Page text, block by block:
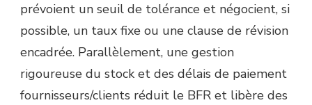
prévoient un seuil de tolérance et négocient, si
possible, un taux fixe ou une clause de révision
encadrée. Parallèlement, une gestion
rigoureuse du stock et des délais de paiement
fournisseurs/clients réduit le BFR et libère des